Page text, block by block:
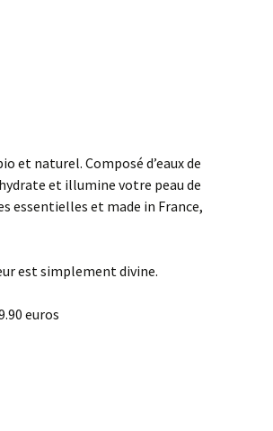
et naturel. Composé d’eaux de
et illumine votre peau de
essentielles et made in France,
est simplement divine.
euros